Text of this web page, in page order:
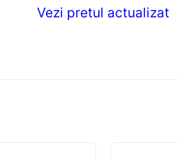
Vezi pretul actualizat